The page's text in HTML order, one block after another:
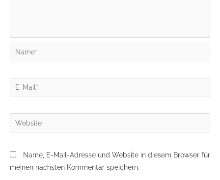
Name*
E-
Mail*
Website
Name, E-Mail-Adresse und Website in diesem Browser für
meinen nächsten Kommentar speichern.